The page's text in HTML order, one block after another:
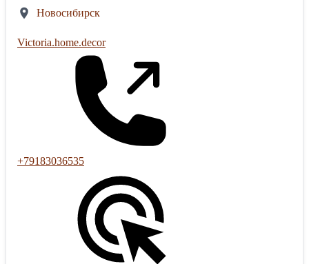
Новосибирск
Victoria.home.decor
+79183036535